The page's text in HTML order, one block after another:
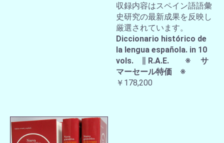
収録内容はスペイン語語彙
史研究の最新成果を反映し
厳選されています。
Diccionario histórico de
la lengua española. in 10
vols. ∥ R.A.E. ※ サ
マーセール特価 ※
￥178,200